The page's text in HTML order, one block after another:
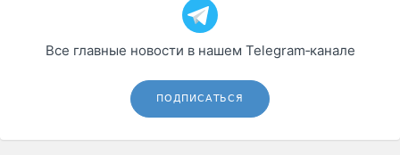
Все главные новости в нашем Telegram‑канале
ПОДПИСАТЬСЯ